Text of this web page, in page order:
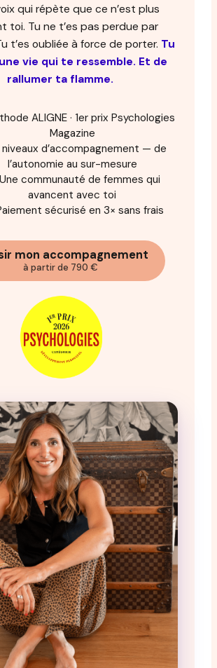
qui répète que ce n’est plus
toi. Tu ne t’es pas perdue par
t’es oubliée à force de porter. Tu
vie qui te ressemble. Et de
rallumer ta flamme.
ALIGNE · 1er prix Psychologies
Magazine
d’accompagnement — de
l’autonomie au sur-mesure
Une communauté de femmes qui
avancent avec toi
sécurisé en 3× sans frais
mon accompagnement
à partir de 790 €